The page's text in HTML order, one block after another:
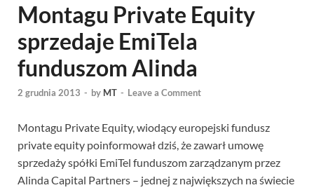
Montagu Private Equity
sprzedaje EmiTela
funduszom Alinda
2 grudnia 2013 - by MT - Leave a Comment
Montagu Private Equity, wiodący europejski fundusz
private equity poinformował dziś, że zawarł umowę
sprzedaży spółki EmiTel funduszom zarządzanym przez
Alinda Capital Partners – jednej z największych na świecie